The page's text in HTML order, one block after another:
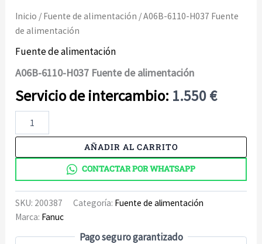
Inicio / Fuente de alimentación / A06B-6110-H037 Fuente
de alimentación
Fuente de alimentación
A06B-6110-H037 Fuente de alimentación
1.550€
6110-
H037
AÑADIR AL CARRITO
CONTACTAR POR WHATSAPP
SKU: 200387 Categoría: Fuente de alimentación
Marca: Fanuc
Pago seguro garantizado